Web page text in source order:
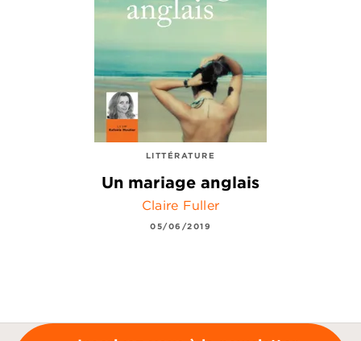
LITTÉRATURE
Un mariage anglais
Claire Fuller
05/06/2019